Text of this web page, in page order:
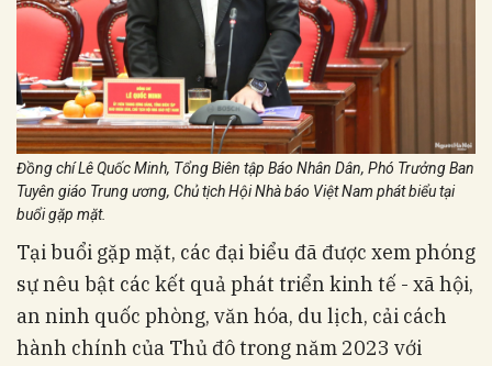
Đồng chí Lê Quốc Minh, Tổng Biên tập Báo Nhân Dân, Phó Trưởng Ban
Tuyên giáo Trung ương, Chủ tịch Hội Nhà báo Việt Nam phát biểu tại
buổi gặp mặt.
Tại buổi gặp mặt, các đại biểu đã được xem phóng
sự nêu bật các kết quả phát triển kinh tế - xã hội,
an ninh quốc phòng, văn hóa, du lịch, cải cách
hành chính của Thủ đô trong năm 2023 với